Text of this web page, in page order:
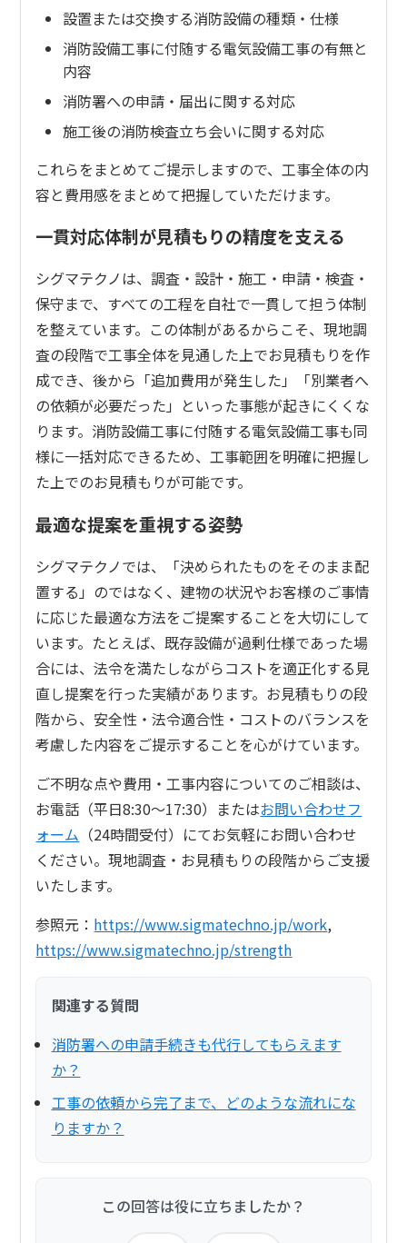
設置または交換する消防設備の種類・仕様
消防設備工事に付随する電気設備工事の有無と
内容
消防署への申請・届出に関する対応
施工後の消防検査立ち会いに関する対応
これらをまとめてご提示しますので、工事全体の内
容と費用感をまとめて把握していただけます。
一貫対応体制が見積もりの精度を支える
シグマテクノは、調査・設計・施工・申請・検査・
保守まで、すべての工程を自社で一貫して担う体制
を整えています。この体制があるからこそ、現地調
査の段階で工事全体を見通した上でお見積もりを作
成でき、後から「追加費用が発生した」「別業者へ
の依頼が必要だった」といった事態が起きにくくな
ります。消防設備工事に付随する電気設備工事も同
様に一括対応できるため、工事範囲を明確に把握し
た上でのお見積もりが可能です。
最適な提案を重視する姿勢
シグマテクノでは、「決められたものをそのまま配
置する」のではなく、建物の状況やお客様のご事情
に応じた最適な方法をご提案することを大切にして
います。たとえば、既存設備が過剰仕様であった場
合には、法令を満たしながらコストを適正化する見
直し提案を行った実績があります。お見積もりの段
階から、安全性・法令適合性・コストのバランスを
考慮した内容をご提示することを心がけています。
ご不明な点や費用・工事内容についてのご相談は、
お電話（平日8:30〜17:30）またはお問い合わせフ
ォーム （24時間受付）にてお気軽にお問い合わせ
ください。現地調査・お見積もりの段階からご支援
いたします。
参照元： https://www.sigmatechno.jp/work,
https://www.sigmatechno.jp/strength
関連する質問
消防署への申請手続きも代行してもらえます
か？
工事の依頼から完了まで、どのような流れにな
りますか？
この回答は役に立ちましたか？